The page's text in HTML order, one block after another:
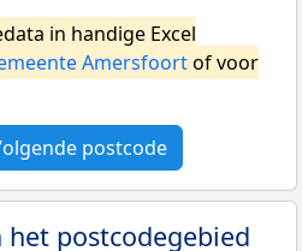
in handige Excel
Amersfoortof voor
postcode
het postcodegebied